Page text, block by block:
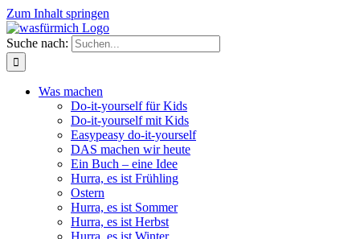
Zum Inhalt springen
Suche nach:
Was machen
Do-it-yourself für Kids
Do-it-yourself mit Kids
Easypeasy do-it-yourself
DAS machen wir heute
Ein Buch – eine Idee
Hurra, es ist Frühling
Ostern
Hurra, es ist Sommer
Hurra, es ist Herbst
Hurra, es ist Winter